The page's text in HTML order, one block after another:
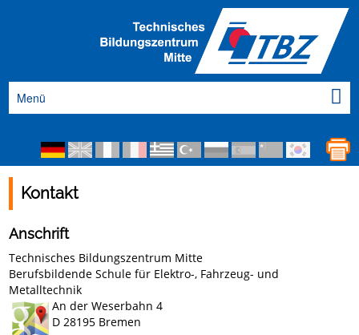
Menü
Kontakt
Anschrift
Technisches Bildungszentrum Mitte
Berufsbildende Schule für Elektro-, Fahrzeug- und
Metalltechnik
An der Weserbahn 4
D 28195 Bremen